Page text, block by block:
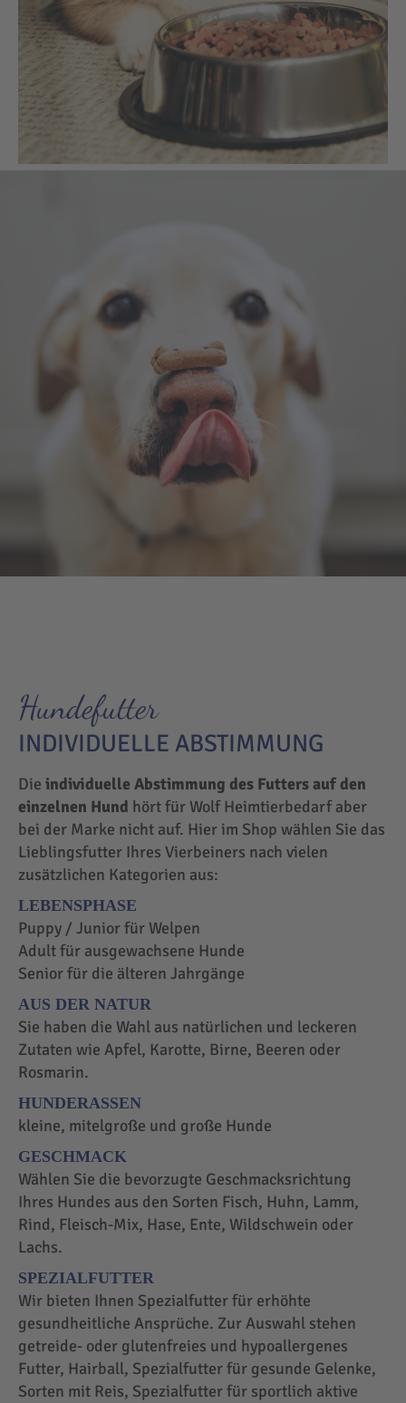
Hundefutter
INDIVIDUELLE ABSTIMMUNG
Die individuelle Abstimmung des Futters auf den
einzelnen Hund hört für Wolf Heimtierbedarf aber
bei der Marke nicht auf. Hier im Shop wählen Sie das
Lieblingsfutter Ihres Vierbeiners nach vielen
zusätzlichen Kategorien aus:
LEBENSPHASE
Puppy / Junior für Welpen
Adult für ausgewachsene Hunde
Senior für die älteren Jahrgänge
AUS DER NATUR
Sie haben die Wahl aus natürlichen und leckeren
Zutaten wie Apfel, Karotte, Birne, Beeren oder
Rosmarin.
HUNDERASSEN
kleine, mitelgroße und große Hunde
GESCHMACK
Wählen Sie die bevorzugte Geschmacksrichtung
Ihres Hundes aus den Sorten Fisch, Huhn, Lamm,
Rind, Fleisch-Mix, Hase, Ente, Wildschwein oder
Lachs.
SPEZIALFUTTER
Wir bieten Ihnen Spezialfutter für erhöhte
gesundheitliche Ansprüche. Zur Auswahl stehen
getreide- oder glutenfreies und hypoallergenes
Futter, Hairball, Spezialfutter für gesunde Gelenke,
Sorten mit Reis, Spezialfutter für sportlich aktive